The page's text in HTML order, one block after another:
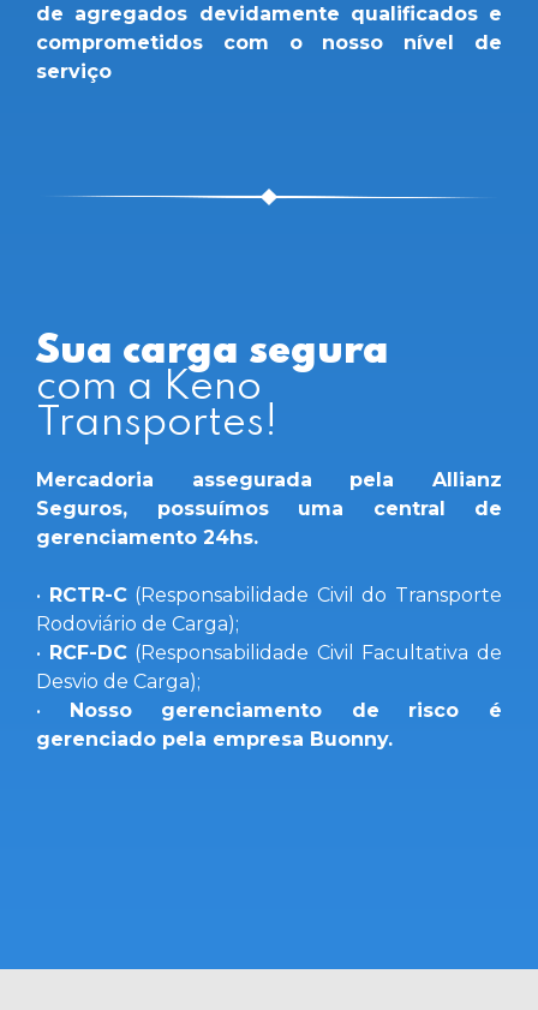
de agregados devidamente qualificados e
comprometidos com o nosso nível de
serviço
Sua carga segura
com a Keno
Transportes!
Mercadoria assegurada pela Allianz
Seguros, possuímos uma central de
gerenciamento 24hs.
• RCTR-C(Responsabilidade Civil do Transporte
Rodoviário de Carga);
• RCF-DC(Responsabilidade Civil Facultativa de
Desvio de Carga);
•
Nosso gerenciamento de risco é
gerenciado pela empresa Buonny.